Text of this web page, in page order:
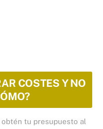
COSTES Y NO
tu presupuesto al